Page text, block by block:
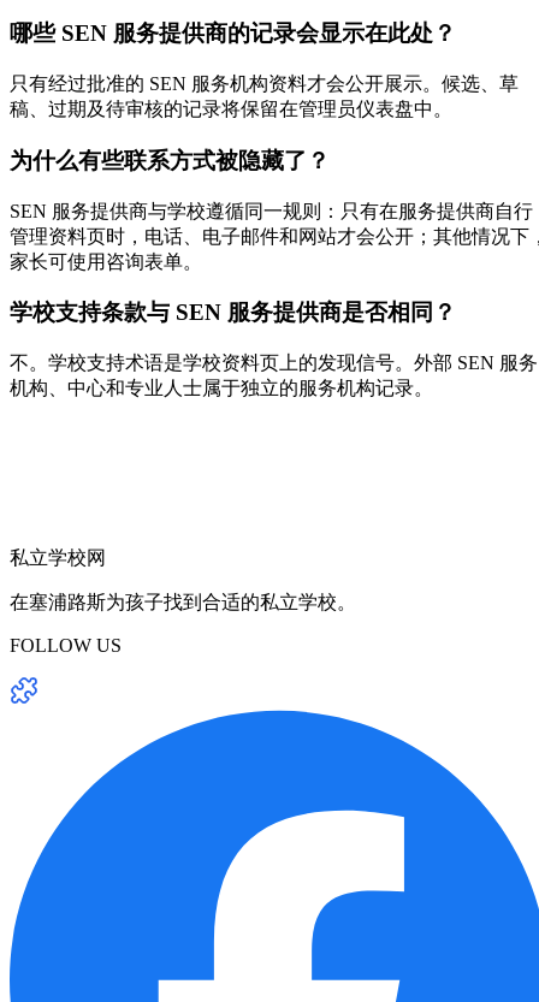
哪些 SEN 服务提供商的记录会显示在此处？
只有经过批准的 SEN 服务机构资料才会公开展示。候选、草
稿、过期及待审核的记录将保留在管理员仪表盘中。
为什么有些联系方式被隐藏了？
SEN 服务提供商与学校遵循同一规则：只有在服务提供商自行
管理资料页时，电话、电子邮件和网站才会公开；其他情况下
家长可使用咨询表单。
学校支持条款与 SEN 服务提供商是否相同？
不。学校支持术语是学校资料页上的发现信号。外部 SEN 服务
机构、中心和专业人士属于独立的服务机构记录。
私立学校网
在塞浦路斯为孩子找到合适的私立学校。
FOLLOW US